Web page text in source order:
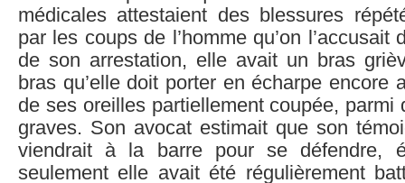
médicales attestaient des blessures
par les coups de l’homme qu’on l’accusait
de son arrestation, elle avait un bras
bras qu’elle doit porter en écharpe encore
de ses oreilles partiellement coupée, parmi
graves. Son avocat estimait que son
viendrait à la barre pour se défendre,
seulement elle avait été régulièrement